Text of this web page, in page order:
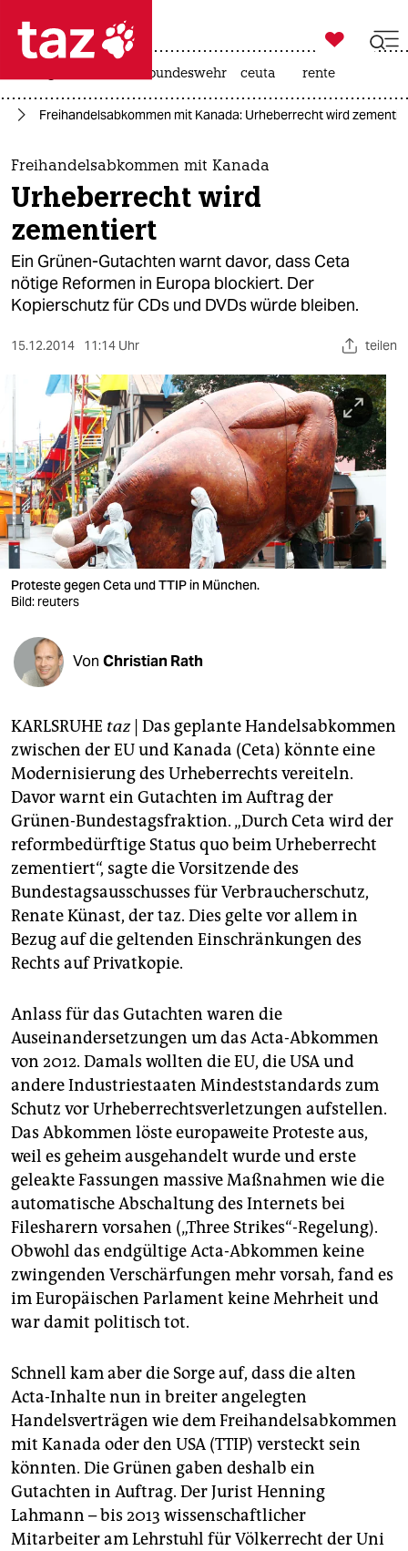
 taz zahl ich
taz zahl ich
themen
politik
öko
gesellschaft
sport
nord
wahrheit
verlag
verlag
veranstaltungen
shop
fragen & hilfe
abo
genossenschaft
epaper login

taz zahl ich
bundeswehr ceuta rente
Freihandelsabkommen mit Kanada: Urheberrecht wird
Freihandelsabkommen mit Kanada
Urheberrecht wird
zementiert
Ein Grünen-Gutachten warnt davor, dass Ceta
nötige Reformen in Europa blockiert. Der
Kopierschutz für CDs und DVDs würde bleiben.
15.12.2014 11:14 Uhr teilen
Proteste gegen Ceta und TTIP in München.
Bild: reuters
Von Christian Rath
KARLSRUHE taz| Das geplante Handelsabkommen
zwischen der EU und Kanada (Ceta) könnte eine
Modernisierung des Urheberrechts vereiteln.
Davor warnt ein Gutachten im Auftrag der
Grünen-Bundestagsfraktion. „Durch Ceta wird der
reformbedürftige Status quo beim Urheberrecht
zementiert“, sagte die Vorsitzende des
Bundestagsausschusses für Verbraucherschutz,
Renate Künast, der taz. Dies gelte vor allem in
Bezug auf die geltenden Einschränkungen des
Rechts auf Privatkopie.
Anlass für das Gutachten waren die
Auseinandersetzungen um das Acta-Abkommen
von 2012. Damals wollten die EU, die USA und
andere Industriestaaten Mindeststandards zum
Schutz vor Urheberrechtsverletzungen aufstellen.
Das Abkommen löste europaweite Proteste aus,
weil es geheim ausgehandelt wurde und erste
geleakte Fassungen massive Maßnahmen wie die
automatische Abschaltung des Internets bei
Filesharern vorsahen („Three Strikes“-Regelung).
Obwohl das endgültige Acta-Abkommen keine
zwingenden Verschärfungen mehr vorsah, fand es
im Europäischen Parlament keine Mehrheit und
war damit politisch tot.
Schnell kam aber die Sorge auf, dass die alten
Acta-Inhalte nun in breiter angelegten
Handelsverträgen wie dem Freihandelsabkommen
mit Kanada oder den USA (TTIP) versteckt sein
könnten. Die Grünen gaben deshalb ein
Gutachten in Auftrag. Der Jurist Henning
Lahmann – bis 2013 wissenschaftlicher
Mitarbeiter am Lehrstuhl für Völkerrecht der Uni